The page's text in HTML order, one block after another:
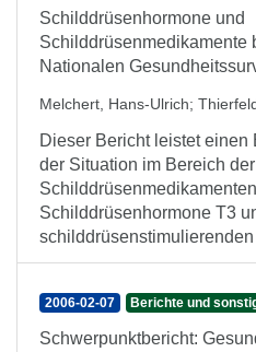
Schilddrüsenhormone und
Schilddrüsenmedikamente
Nationalen
Melchert, Hans-Ulrich;
Dieser Bericht leistet
der Situation im Bereich
Schilddrüsenhormone T3
schilddrüsenstimulierenden
2006-02-07 Berichte und
Schwerpunktbericht: